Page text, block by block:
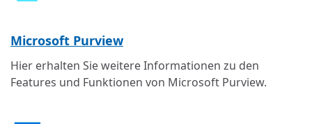
Microsoft Purview
Hier erhalten Sie weitere Informationen zu den
Features und Funktionen von Microsoft Purview.